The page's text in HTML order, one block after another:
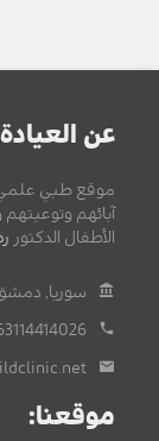
عن العيادة
موقع طبي علمي
آبائهم
الأطفال الدكتور
سوريا,
موقعنا: